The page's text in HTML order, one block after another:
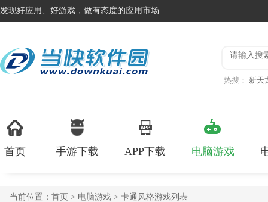
发现好应用、好游戏，做有态度的应用市场
热搜：
新天
首页 手游下载 APP下载 电脑游戏
当前位置： 首页 > 电脑游戏 > 卡通风格游戏列表